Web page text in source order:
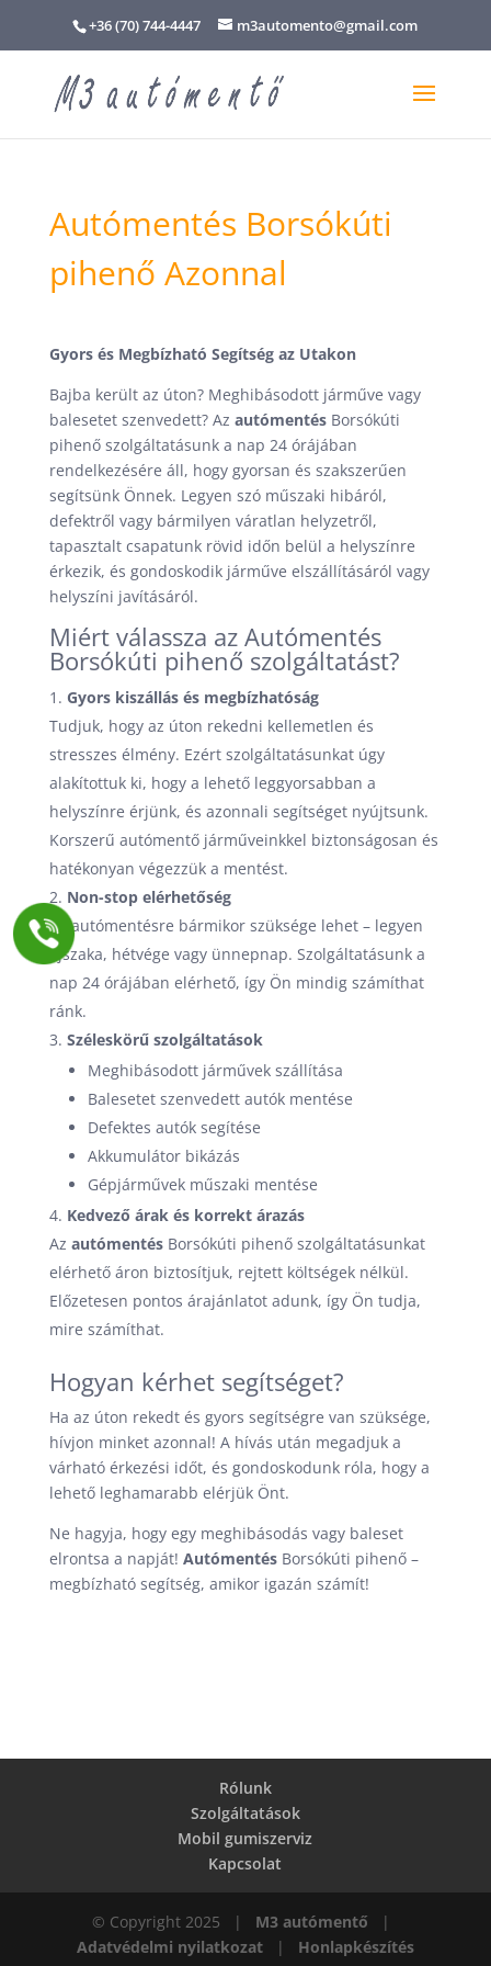
+36 (70) 744-4447 m3automento@gmail.com
Autómentés Borsókúti
pihenő Azonnal
Gyors és Megbízható Segítség az Utakon
Bajba került az úton? Meghibásodott járműve vagy
balesetet szenvedett? Az autómentés Borsókúti
pihenő szolgáltatásunk a nap 24 órájában
rendelkezésére áll, hogy gyorsan és szakszerűen
segítsünk Önnek. Legyen szó műszaki hibáról,
defektről vagy bármilyen váratlan helyzetről,
tapasztalt csapatunk rövid időn belül a helyszínre
érkezik, és gondoskodik járműve elszállításáról vagy
helyszíni javításáról.
Miért válassza az Autómentés
Borsókúti pihenő szolgáltatást?
Gyors kiszállás és megbízhatóság
Tudjuk, hogy az úton rekedni kellemetlen és
stresszes élmény. Ezért szolgáltatásunkat úgy
alakítottuk ki, hogy a lehető leggyorsabban a
helyszínre érjünk, és azonnali segítséget nyújtsunk.
Korszerű autómentő járműveinkkel biztonságosan és
hatékonyan végezzük a mentést.
Non-stop elérhetőség
Az autómentésre bármikor szüksége lehet – legyen
éjszaka, hétvége vagy ünnepnap. Szolgáltatásunk a
nap 24 órájában elérhető, így Ön mindig számíthat
ránk.
Széleskörű szolgáltatások
Meghibásodott járművek szállítása
Balesetet szenvedett autók mentése
Defektes autók segítése
Akkumulátor bikázás
Gépjárművek műszaki mentése
Kedvező árak és korrekt árazás
Az autómentés Borsókúti pihenő szolgáltatásunkat
elérhető áron biztosítjuk, rejtett költségek nélkül.
Előzetesen pontos árajánlatot adunk, így Ön tudja,
mire számíthat.
Hogyan kérhet segítséget?
Ha az úton rekedt és gyors segítségre van szüksége,
hívjon minket azonnal! A hívás után megadjuk a
várható érkezési időt, és gondoskodunk róla, hogy a
lehető leghamarabb elérjük Önt.
Ne hagyja, hogy egy meghibásodás vagy baleset
elrontsa a napját! Autómentés Borsókúti pihenő –
megbízható segítség, amikor igazán számít!
Rólunk
Szolgáltatások
Mobil gumiszerviz
Kapcsolat
© Copyright 2025 | M3 autómentő |
Adatvédelmi nyilatkozat| Honlapkészítés